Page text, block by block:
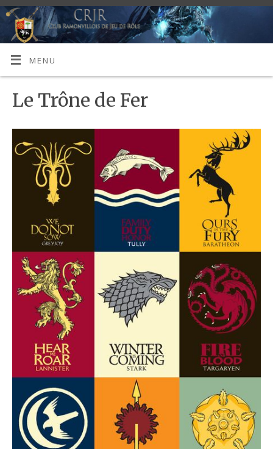
MENU
Le Trône de Fer